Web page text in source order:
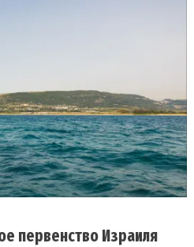
первенство Израиля